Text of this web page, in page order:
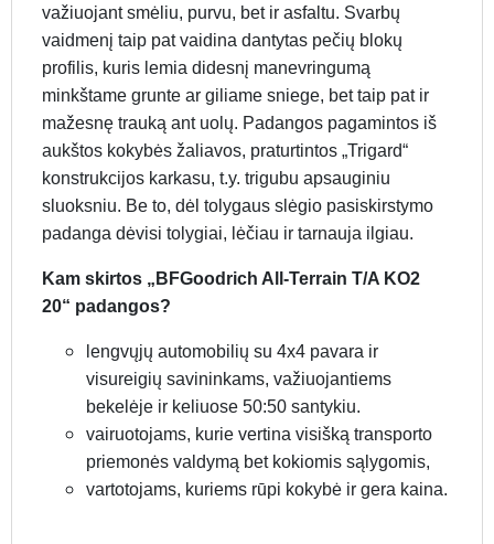
važiuojant smėliu, purvu, bet ir asfaltu. Svarbų
vaidmenį taip pat vaidina dantytas pečių blokų
profilis, kuris lemia didesnį manevringumą
minkštame grunte ar giliame sniege, bet taip pat ir
mažesnę trauką ant uolų. Padangos pagamintos iš
aukštos kokybės žaliavos, praturtintos „Trigard“
konstrukcijos karkasu, t.y. trigubu apsauginiu
sluoksniu. Be to, dėl tolygaus slėgio pasiskirstymo
padanga dėvisi tolygiai, lėčiau ir tarnauja ilgiau.
Kam skirtos „BFGoodrich All-Terrain T/A KO2
20“ padangos?
lengvųjų automobilių su 4x4 pavara ir
visureigių savininkams, važiuojantiems
bekelėje ir keliuose 50:50 santykiu.
vairuotojams, kurie vertina visišką transporto
priemonės valdymą bet kokiomis sąlygomis,
vartotojams, kuriems rūpi kokybė ir gera kaina.